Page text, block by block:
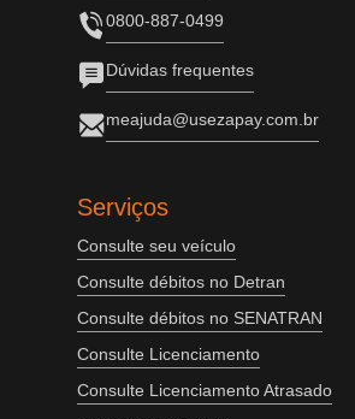
0800-887-0499
Dúvidas frequentes
meajuda@usezapay.com.br
Serviços
Consulte seu veículo
Consulte débitos no Detran
Consulte débitos no SENATRAN
Consulte Licenciamento
Consulte Licenciamento Atrasado